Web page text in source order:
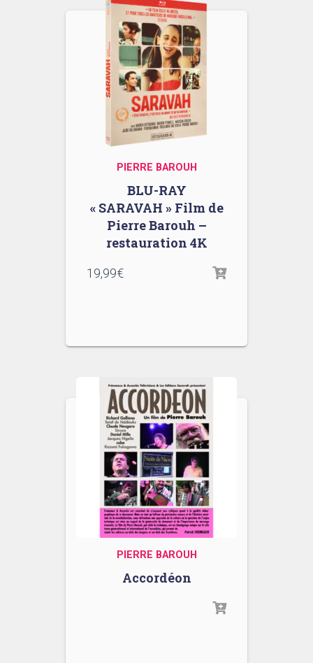
PIERRE BAROUH
BLU-RAY
« SARAVAH » Film de
Pierre Barouh –
restauration 4K
19,99€
PIERRE BAROUH
Accordéon